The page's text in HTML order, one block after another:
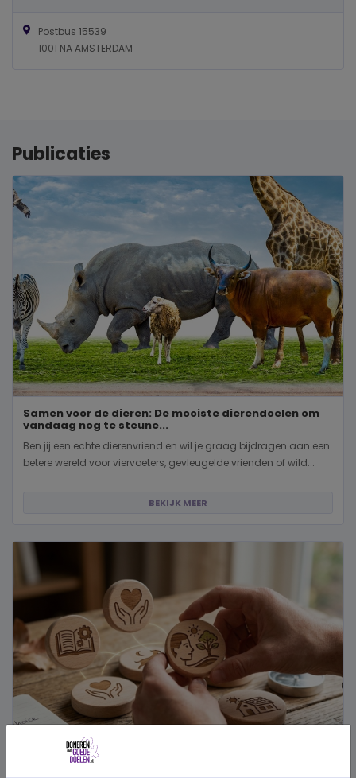
Postbus 15539
1001 NA AMSTERDAM
Publicaties
Samen voor de dieren: De mooiste dierendoelen om
vandaag nog te steune...
Ben jij een echte dierenvriend en wil je graag bijdragen aan een
betere wereld voor viervoeters, gevleugelde vrienden of wild...
BEKIJK MEER